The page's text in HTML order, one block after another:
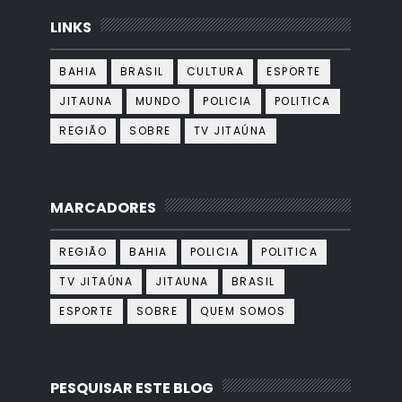
LINKS
BAHIA BRASIL CULTURA
ESPORTE
JITAUNA
MUNDO POLICIA
POLITICA
REGIÃO
SOBRE TV JITAÚNA
MARCADORES
REGIÃO BAHIA POLICIA
POLITICA
TV JITAÚNA
JITAUNA
BRASIL
ESPORTE
SOBRE QUEM SOMOS
PESQUISAR ESTE BLOG